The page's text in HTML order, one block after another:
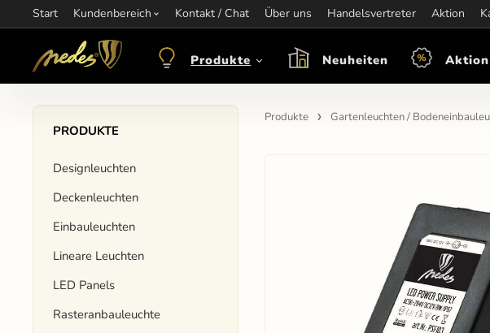
Start Kundenbereich Kontakt / Chat Über uns Handelsvertreter Aktion
Information:nagel@nedes.sk Kontakt: 00436606304010 Öffnungszeiten:Mon-Fre: 7:30 -
Produkte Neuheiten Aktion
PRODUKTE
Designleuchten
Deckenleuchten
Einbauleuchten
Lineare Leuchten
LED Panels
Rasteranbauleuchte
Produkte Gartenleuchten /